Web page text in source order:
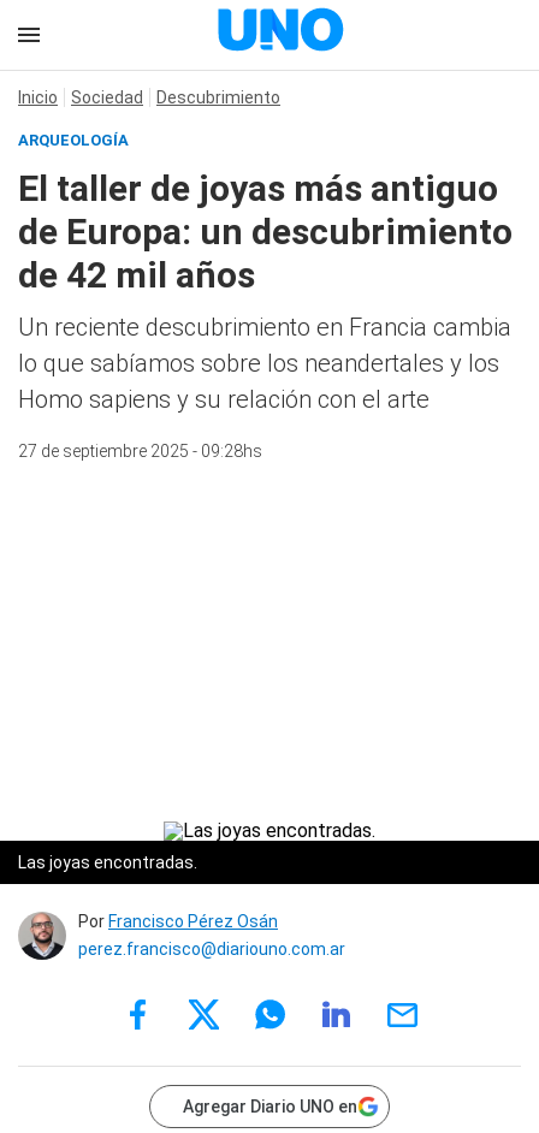
Inicio Sociedad Descubrimiento
ARQUEOLOGÍA
El taller de joyas más antiguo
de Europa: un descubrimiento
de 42 mil años
Un reciente descubrimiento en Francia cambia
lo que sabíamos sobre los neandertales y los
Homo sapiens y su relación con el arte
27 de septiembre 2025 - 09:28hs
Las joyas encontradas.
Por Francisco Pérez Osán
perez.francisco@diariouno.com.ar
Agregar Diario UNO en